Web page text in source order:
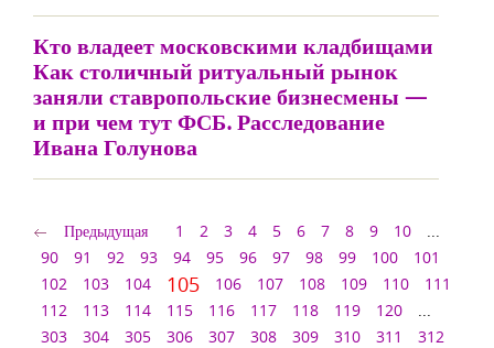
Кто владеет московскими кладбищами
Как столичный ритуальный рынок
заняли ставропольские бизнесмены —
и при чем тут ФСБ. Расследование
Ивана Голунова
Предыдущая 1 2 3 4 5 6 7 8 9 10
...
90
91 92 93 94 95 96 97 98 99 100
101
102
103 104 105 106 107 108 109 110
111
112
113 114 115 116 117 118 119 120
...
303
304 305 306 307 308 309 310 311
312